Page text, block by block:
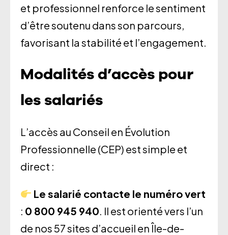
et professionnel renforce le sentiment
d’être soutenu dans son parcours,
favorisant la stabilité et l’engagement.
Modalités d’accès pour
les salariés
L’accès au Conseil en Évolution
Professionnelle (CEP) est simple et
direct :
Le salarié contacte le numéro vert
: 0 800 945 940. Il est orienté vers l’un
de nos 57 sites d’accueil en Île-de-